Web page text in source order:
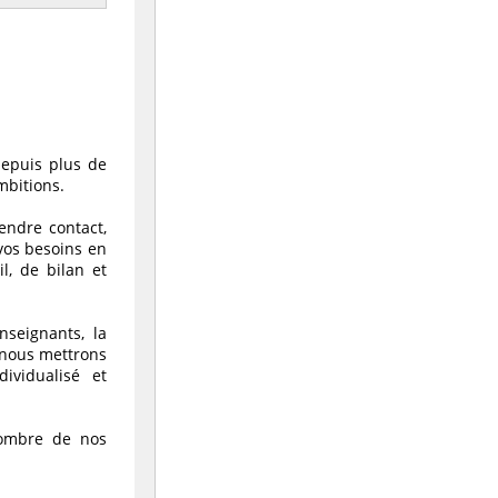
plus de
contact,
besoins en
de bilan et
la
mettrons
et
de nos